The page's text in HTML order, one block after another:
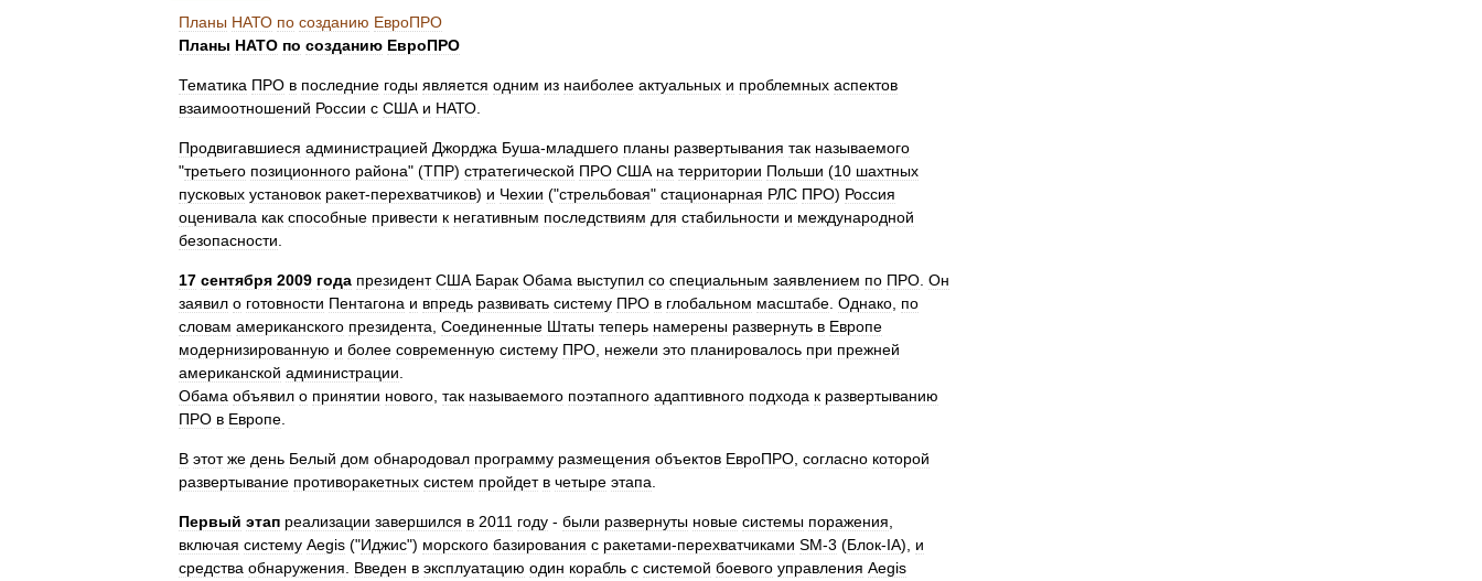
Планы НАТО по созданию ЕвроПРО
Планы НАТО по созданию ЕвроПРО
Тематика ПРО в последние годы является одним из наиболее актуальных и проблемных аспектов
взаимоотношений России с США и НАТО
Продвигавшиеся администрацией Джорджа Буша‑младшего планы развертывания так называемого
"третьего позиционного района" (ТПР) стратегической ПРО США на территории Польши (10 шахтных
пусковых установок ракет‑перехватчиков) и Чехии ("стрельбовая" стационарная РЛС ПРО) Россия
оценивала как способные привести к негативным последствиям для стабильности и международной
безопасности
17 сентября 2009 года президент США Барак Обама выступил со специальным заявлением по ПРО Он
заявил о готовности Пентагона и впредь развивать систему ПРО в глобальном масштабе Однако по
словам американского президента Соединенные Штаты теперь намерены развернуть в Европе
модернизированную и более современную систему ПРО нежели это планировалось при прежней
американской администрации
Обама объявил о принятии нового так называемого поэтапного адаптивного подхода к развертыванию
ПРО в Европе
В этот же день Белый дом обнародовал программу размещения объектов ЕвроПРО согласно которой
развертывание противоракетных систем пройдет в четыре этапа
Первый этап реализации завершился в 2011 году - были развернуты новые системы поражения
включая систему Aegis ("Иджис") морского базирования с ракетами‑перехватчиками SM‑3 (Блок‑IA), и
средства обнаружения Введен в эксплуатацию один корабль с системой боевого управления Aegis